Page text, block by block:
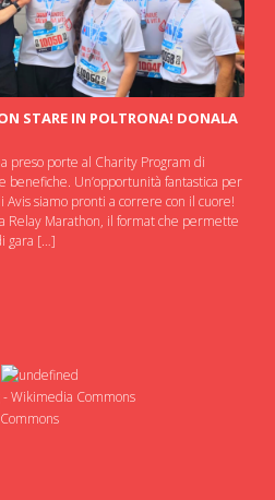
STARE IN POLTRONA! DONALA
preso porte al Charity Program di
benefiche. Un’opportunità fantastica per
siamo pronti a correre con il cuore!
Relay Marathon, il format che permette
gara […]